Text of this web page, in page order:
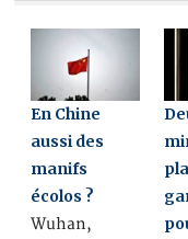
En Chine
aussi des
manifs
écolos ?
Wuhan,